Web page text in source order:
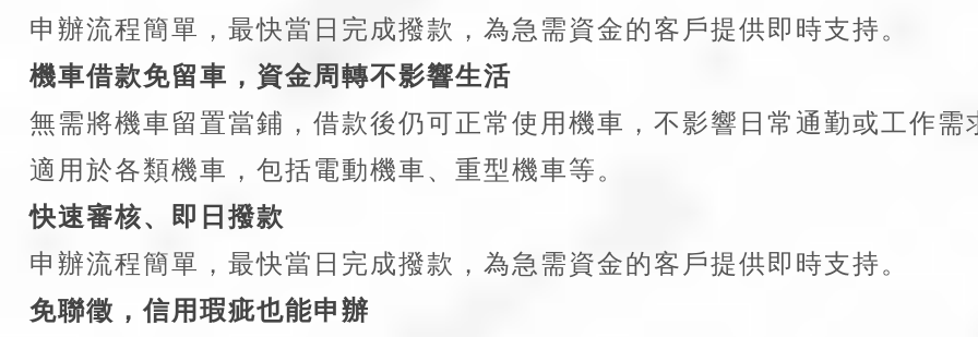
申辦流程簡單，最快當日完成撥款，為急需資金的客戶提供即時支持。
機車借款免留車，資金周轉不影響生活
無需將機車留置當鋪，借款後仍可正常使用機車，不影響日常通勤或工作需
適用於各類機車，包括電動機車、重型機車等。
快速審核、即日撥款
申辦流程簡單，最快當日完成撥款，為急需資金的客戶提供即時支持。
免聯徵，信用瑕疵也能申辦